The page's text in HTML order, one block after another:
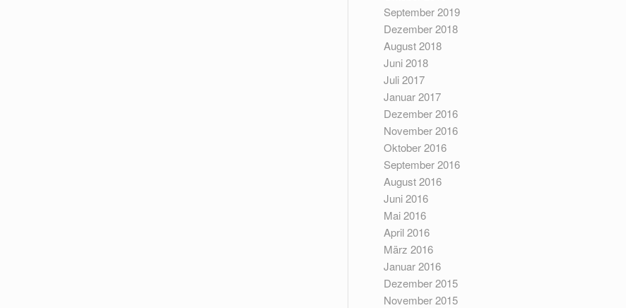
September 2019
Dezember 2018
August 2018
Juni 2018
Juli 2017
Januar 2017
Dezember 2016
November 2016
Oktober 2016
September 2016
August 2016
Juni 2016
Mai 2016
April 2016
März 2016
Januar 2016
Dezember 2015
November 2015